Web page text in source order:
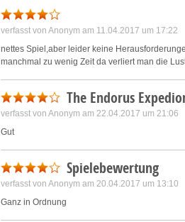
verfasst von Anonym am 11.04.2017 um 17:22
nettes Spiel,aber leider keine
manchmal zu wenig Zeit da verliert man die
The Endorus
verfasst von Anonym am 22.04.2017 um 21:06
Gut
Spielebewertung
verfasst von Anonym am 20.04.2017 um 13:10
Ganz in Ordnung